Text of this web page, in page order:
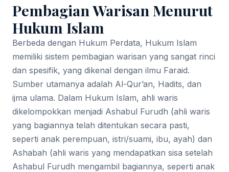
Pembagian Warisan Menurut
Hukum Islam
Berbeda dengan Hukum Perdata, Hukum Islam
memiliki sistem pembagian warisan yang sangat rinci
dan spesifik, yang dikenal dengan ilmu Faraid.
Sumber utamanya adalah Al-Qur’an, Hadits, dan
ijma ulama. Dalam Hukum Islam, ahli waris
dikelompokkan menjadi Ashabul Furudh (ahli waris
yang bagiannya telah ditentukan secara pasti,
seperti anak perempuan, istri/suami, ibu, ayah) dan
Ashabah (ahli waris yang mendapatkan sisa setelah
Ashabul Furudh mengambil bagiannya, seperti anak